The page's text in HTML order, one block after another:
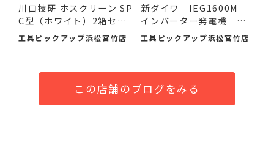
川口技研 ホスクリーン SP
C型（ホワイト）2箱セ
ッ...
工具ピックアップ浜松宮竹店
新ダイワ IEG1600M
インバーター発電機 入
荷し...
工具ピックアップ浜松宮竹店
この店舗のブログをみる